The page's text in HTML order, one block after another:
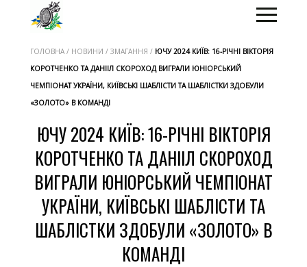
ГОЛОВНА / НОВИНИ / ЗМАГАННЯ / ЮЧУ 2024 КИЇВ: 16-РІЧНІ ВІКТОРІЯ
КОРОТЧЕНКО ТА ДАНІІЛ СКОРОХОД ВИГРАЛИ ЮНІОРСЬКИЙ
ЧЕМПІОНАТ УКРАЇНИ, КИЇВСЬКІ ШАБЛІСТИ ТА ШАБЛІСТКИ ЗДОБУЛИ
«ЗОЛОТО» В КОМАНДІ
ЮЧУ 2024 КИЇВ: 16-РІЧНІ ВІКТОРІЯ
КОРОТЧЕНКО ТА ДАНІІЛ СКОРОХОД
ВИГРАЛИ ЮНІОРСЬКИЙ ЧЕМПІОНАТ
УКРАЇНИ, КИЇВСЬКІ ШАБЛІСТИ ТА
ШАБЛІСТКИ ЗДОБУЛИ «ЗОЛОТО» В
КОМАНДІ